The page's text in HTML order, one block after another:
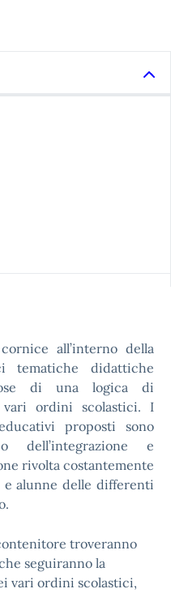
all’interno della
tematiche didattiche
di una logica di
ordini scolastici. I
proposti sono
dell’integrazione e
rivolta costantemente
alunne delle differenti
troveranno
seguiranno la
vari ordini scolastici,